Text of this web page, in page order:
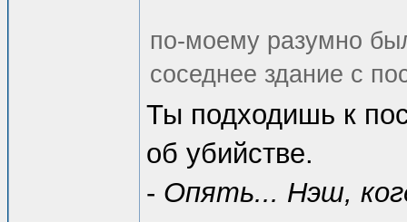
по-моему разумно
соседнее здание с
Ты подходишь к
об убийстве.
- Опять... Нэш,